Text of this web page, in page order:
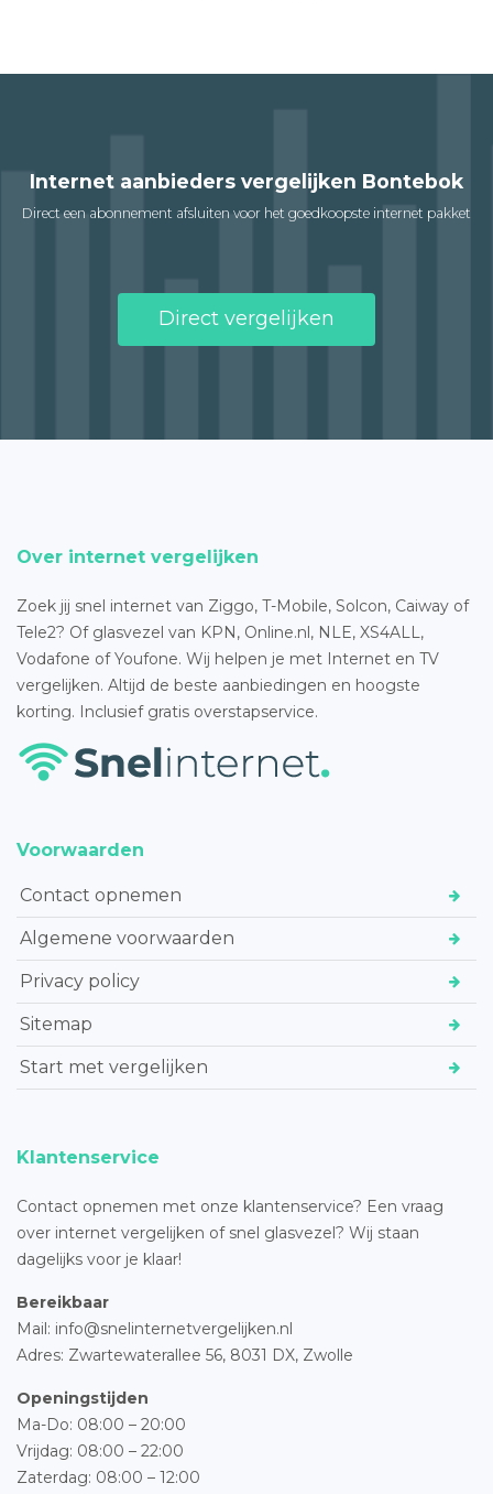
Internet aanbieders vergelijken Bontebok
Direct een abonnement afsluiten voor het goedkoopste internet pakket
Direct vergelijken
Over internet vergelijken
Zoek jij snel internet van Ziggo, T-Mobile, Solcon, Caiway of
Tele2? Of glasvezel van KPN, Online.nl, NLE, XS4ALL,
Vodafone of Youfone. Wij helpen je met Internet en TV
vergelijken. Altijd de beste aanbiedingen en hoogste
korting. Inclusief gratis overstapservice.
Voorwaarden
Contact opnemen
Algemene voorwaarden
Privacy policy
Sitemap
Start met vergelijken
Klantenservice
Contact opnemen met onze klantenservice? Een vraag
over internet vergelijken of snel glasvezel? Wij staan
dagelijks voor je klaar!
Bereikbaar
Mail: info@snelinternetvergelijken.nl
Adres: Zwartewaterallee 56, 8031 DX, Zwolle
Openingstijden
Ma-Do: 08:00 – 20:00
Vrijdag: 08:00 – 22:00
Zaterdag: 08:00 – 12:00